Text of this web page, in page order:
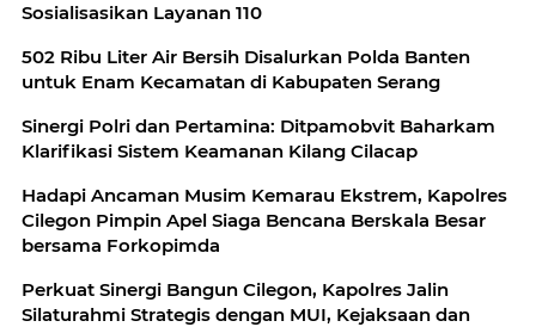
Sosialisasikan Layanan 110
502 Ribu Liter Air Bersih Disalurkan Polda Banten
untuk Enam Kecamatan di Kabupaten Serang
Sinergi Polri dan Pertamina: Ditpamobvit Baharkam
Klarifikasi Sistem Keamanan Kilang Cilacap
Hadapi Ancaman Musim Kemarau Ekstrem, Kapolres
Cilegon Pimpin Apel Siaga Bencana Berskala Besar
bersama Forkopimda
Perkuat Sinergi Bangun Cilegon, Kapolres Jalin
Silaturahmi Strategis dengan MUI, Kejaksaan dan